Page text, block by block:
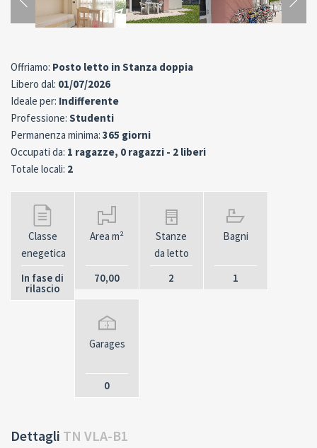
Offriamo: Posto letto in Stanza doppia
Libero dal: 01/07/2026
Ideale per: Indifferente
Professione: Studenti
Permanenza minima: 365 giorni
Occupati da: 1 ragazze, 0 ragazzi - 2 liberi
Totale locali: 2
Classe
enegetica
In fase di
rilascio
Area m²
70,00
Stanze
da letto
2
Bagni
1
Garages
0
Dettagli TN VLA-B1